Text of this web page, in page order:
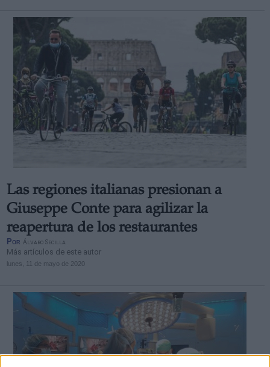
Las regiones italianas presionan a
Giuseppe Conte para agilizar la
reapertura de los restaurantes
Por Álvaro Secilla
Más artículos de este autor
lunes, 11 de mayo de 2020